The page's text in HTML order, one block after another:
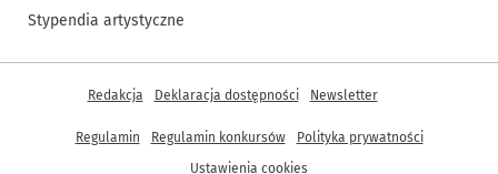
Stypendia artystyczne
Inne informacje
Redakcja Deklaracja dostępności Newsletter
Regulamin Regulamin konkursów
Polityka prywatności
Ustawienia cookies